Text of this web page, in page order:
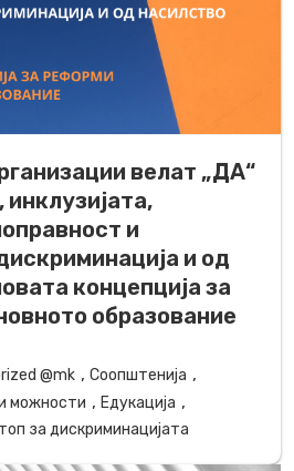
велат „ДА“
и
и од
концепција за
образование
@mk , Соопштенија ,
можности , Едукација ,
за дискриминацијата